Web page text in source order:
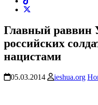
Главный раввин
российских
нацистами
05.03.2014 ieshua.org